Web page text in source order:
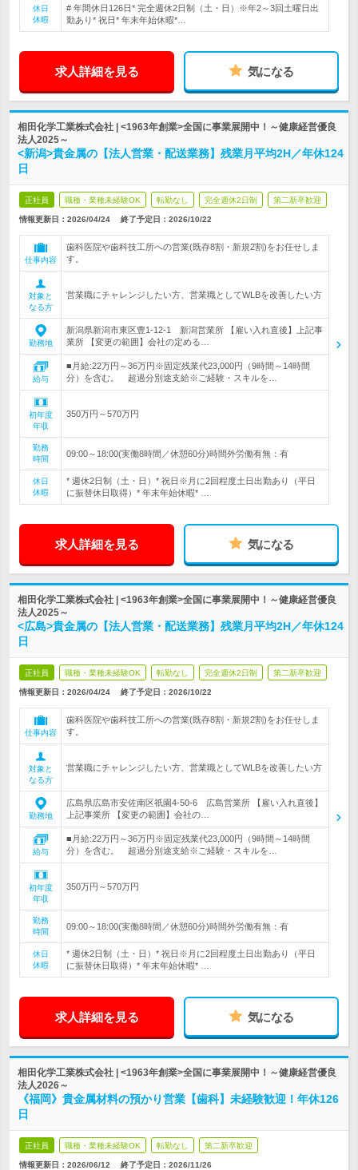
休日
休暇
# 年間休日126日* 完全週休2日制（土・日）※年2～3回土曜日出
勤あり* 祝日* 年末年始休暇*…
求人詳細を見る 気になる
相田化学工業株式会社 | <1963年創業>全国に事業展開中！～健康経営優良
法人2025～
<新潟>貴金属の【法人営業・配送業務】残業月平均2H／年休124
日
正社員 職種・業種未経験OK 転勤なし 完全週休2日制 第二新卒歓迎
情報更新日：2026/04/24 終了予定日： 2026/10/22
仕事内容
歯科医院や歯科技工所への営業(既存8割・新規2割)をお任せしま
す。
対象と
なる方
営業職にチャレンジしたい方、営業職としてWLBを改善したい方
勤務地
新潟県新潟市東区豊1-12-1 新潟営業所 【雇い入れ直後】上記事
業所 【変更の範囲】会社の定める…
給与
■月給:22万円～36万円※固定残業代23,000円（9時間～14時間
分）を含む。 超過分別途支給※ご経験・スキルを…
初年度
年収
350万円～570万円
勤務
時間
09:00～18:00(実働8時間／休憩60分)時間外労働有無：有
休日
休暇
* 週休2日制（土・日）* 祝日※月に2回程度土日出勤あり（平日
に振替休日取得）* 年末年始休暇* …
求人詳細を見る 気になる
相田化学工業株式会社 | <1963年創業>全国に事業展開中！～健康経営優良
法人2025～
<広島>貴金属の【法人営業・配送業務】残業月平均2H／年休124
日
正社員 職種・業種未経験OK 転勤なし 完全週休2日制 第二新卒歓迎
情報更新日：2026/04/24 終了予定日： 2026/10/22
仕事内容
歯科医院や歯科技工所への営業(既存8割・新規2割)をお任せしま
す。
対象と
なる方
営業職にチャレンジしたい方、営業職としてWLBを改善したい方
勤務地
広島県広島市安佐南区祇園4-50-6 広島営業所 【雇い入れ直後】
上記事業所 【変更の範囲】会社の…
給与
■月給:22万円～36万円※固定残業代23,000円（9時間～14時間
分）を含む。 超過分別途支給※ご経験・スキルを…
初年度
年収
350万円～570万円
勤務
時間
09:00～18:00(実働8時間／休憩60分)時間外労働有無：有
休日
休暇
* 週休2日制（土・日）* 祝日※月に2回程度土日出勤あり（平日
に振替休日取得）* 年末年始休暇* …
求人詳細を見る 気になる
相田化学工業株式会社 | <1963年創業>全国に事業展開中！～健康経営優良
法人2026～
《福岡》貴金属材料の預かり営業【歯科】未経験歓迎！年休126
日
正社員 職種・業種未経験OK 転勤なし 第二新卒歓迎
情報更新日：2026/06/12 終了予定日： 2026/11/26